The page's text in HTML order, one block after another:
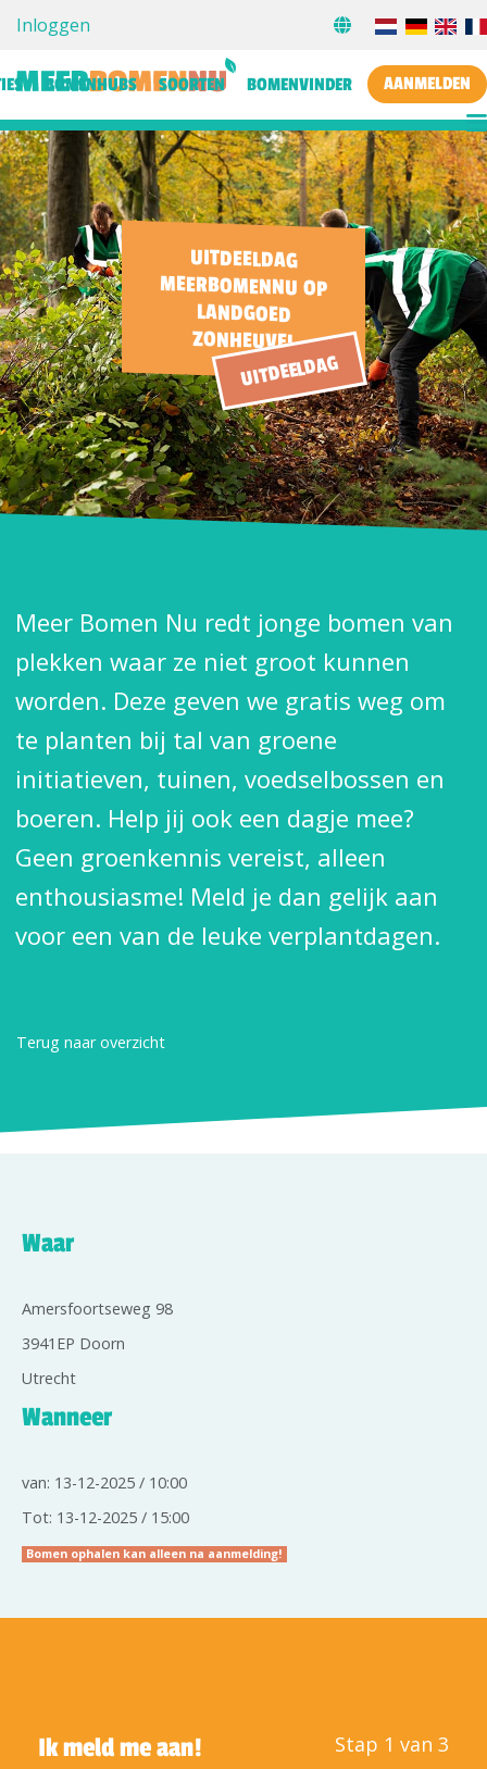
Inloggen
BOMENHUBS SOORTEN BOMENVINDER AANMELDEN
UITDEELDAG
MEERBOMENNU OP
LANDGOED
ZONHEUVEL
UITDEELDAG
Meer Bomen Nu redt jonge bomen van
plekken waar ze niet groot kunnen
worden. Deze geven we gratis weg om
te planten bij tal van groene
initiatieven, tuinen, voedselbossen en
boeren. Help jij ook een dagje mee?
Geen groenkennis vereist, alleen
enthousiasme! Meld je dan gelijk aan
voor een van de leuke verplantdagen.
Terug naar overzicht
Waar
Amersfoortseweg 98
3941EP Doorn
Utrecht
Wanneer
van: 13-12-2025 / 10:00
Tot: 13-12-2025 / 15:00
Bomen ophalen kan alleen na aanmelding!
Ik meld me aan! Stap 1 van 3